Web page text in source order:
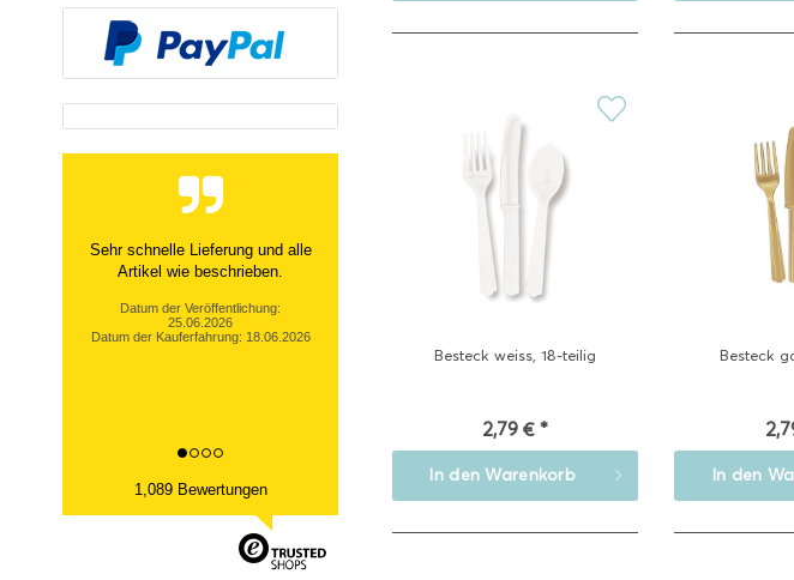
Sehr netter Kontakt, zügige Info
über nicht- Verfügbarkeit und
Datum der Veröffentlichung:
13.03.2026
1,089 Bewertungen
Besteck weiss, 18-teilig
2,79 € *
In den Warenkorb
Besteck
In den